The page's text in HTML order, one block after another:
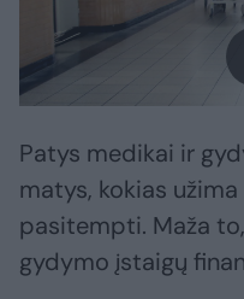
Patys medikai ir
matys, kokias
pasitempti. Maža
gydymo įstaigų